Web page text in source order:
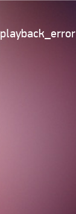
playback_error